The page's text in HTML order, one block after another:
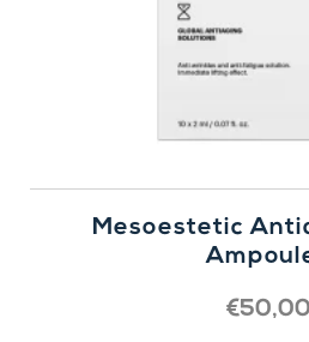
Mesoestetic
€50,00